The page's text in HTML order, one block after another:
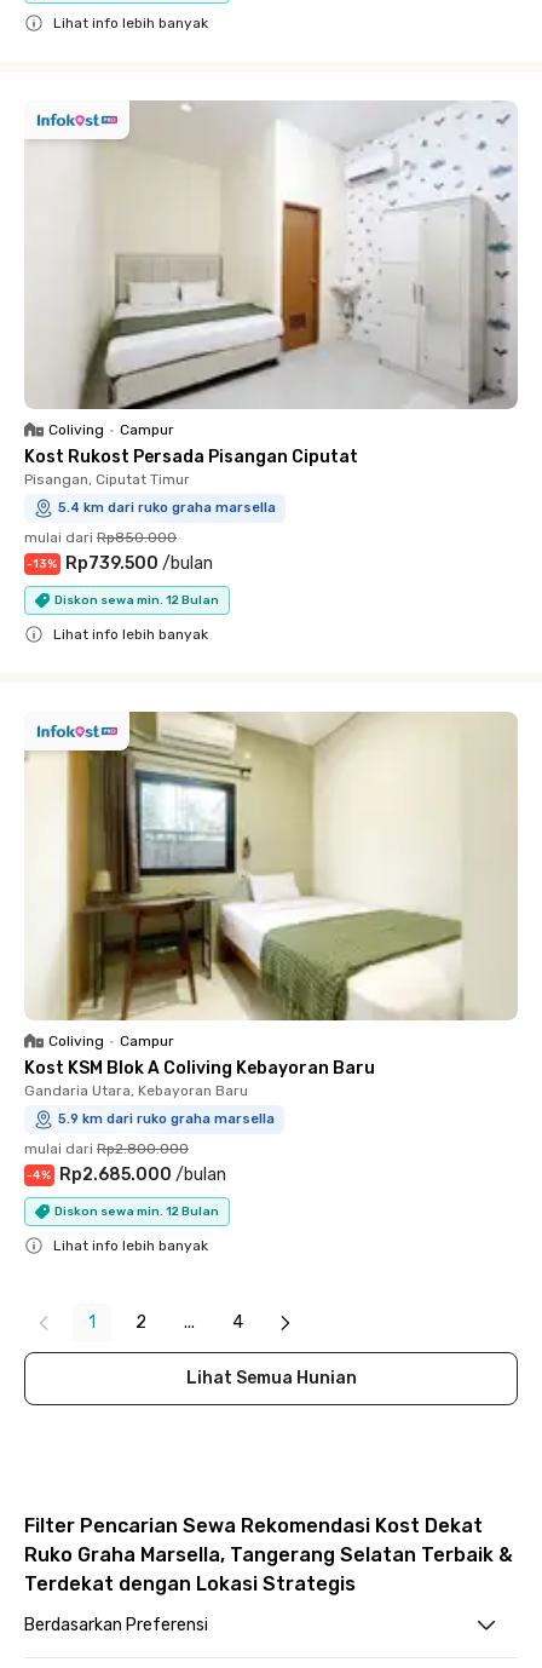
Lihat info lebih banyak
Coliving • Campur
Kost Rukost Persada Pisangan Ciputat
Pisangan, Ciputat Timur
5.4 km dari ruko graha marsella
mulai dari Rp850.000
-13% Rp739.500 /bulan
Diskon sewa min. 12 Bulan
Lihat info lebih banyak
Coliving • Campur
Kost KSM Blok A Coliving Kebayoran Baru
Gandaria Utara, Kebayoran Baru
5.9 km dari ruko graha marsella
mulai dari Rp2.800.000
-4% Rp2.685.000 /bulan
Diskon sewa min. 12 Bulan
Lihat info lebih banyak
1 2 ... 4
Lihat Semua Hunian
Filter Pencarian Sewa Rekomendasi Kost Dekat
Ruko Graha Marsella, Tangerang Selatan Terbaik &
Terdekat dengan Lokasi Strategis
Berdasarkan Preferensi